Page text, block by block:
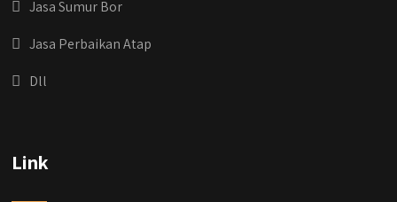
Jasa Sumur Bor
Jasa Perbaikan Atap
Dll
Link